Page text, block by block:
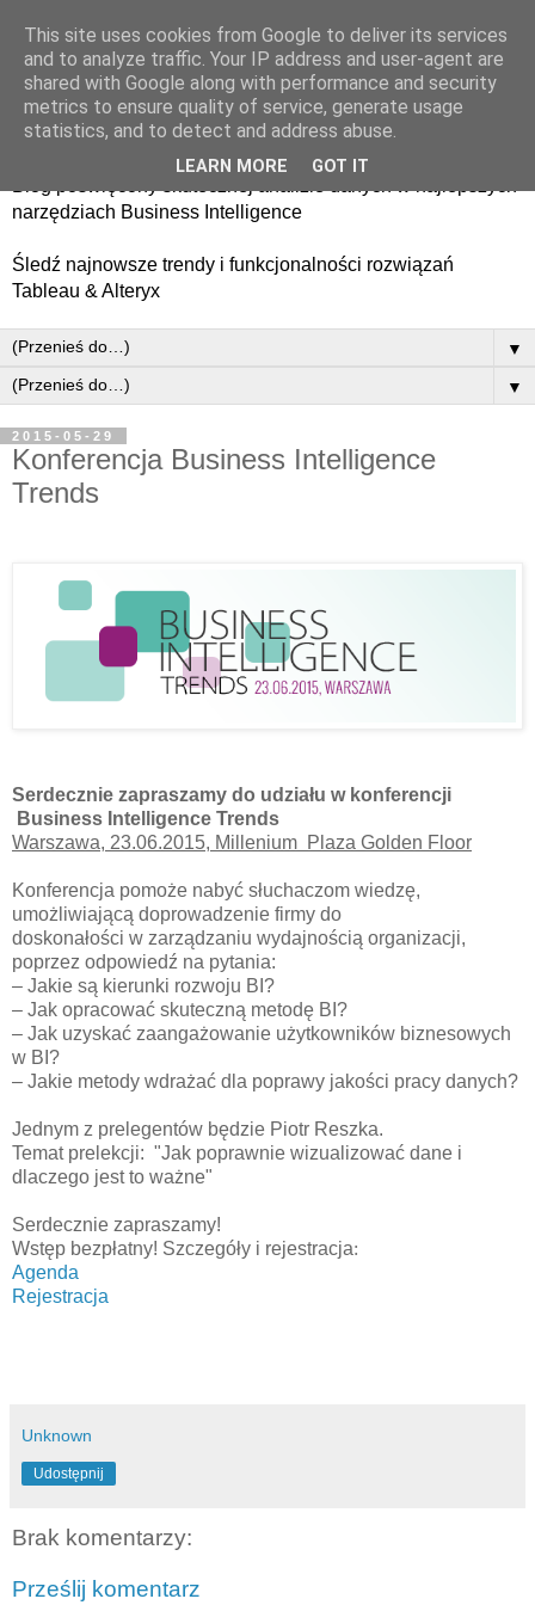
narzędziach Business Intelligence
​Śledź najnowsze trendy i funkcjonalności rozwiązań
Tableau & Alteryx
▼
▼
2015-05-29
Konferencja Business Intelligence
Trends
Serdecznie zapraszamy do udziału w konferencji
Business Intelligence Trends
Warszawa, 23.06.2015, Millenium Plaza Golden Floor
Konferencja pomoże nabyć słuchaczom wiedzę,
umożliwiającą doprowadzenie firmy do
doskonałości w zarządzaniu wydajnością organizacji,
poprzez odpowiedź na pytania:
– Jakie są kierunki rozwoju BI?
– Jak opracować skuteczną metodę BI?
– Jak uzyskać zaangażowanie użytkowników biznesowych
w BI?
– Jakie metody wdrażać dla poprawy jakości pracy danych?
Jednym z prelegentów będzie Piotr Reszka.
Temat prelekcji: "Jak poprawnie wizualizować dane i
dlaczego jest to ważne"
Serdecznie zapraszamy!
Wstęp bezpłatny! Szczegóły i rejestracja:
Agenda
Rejestracja
Unknown
Udostępnij
Brak komentarzy:
Prześlij komentarz
This site uses cookies from Google to deliver its services
and to analyze traffic. Your IP address and user-agent are
shared with Google along with performance and security
metrics to ensure quality of service, generate usage
statistics, and to detect and address abuse.
LEARN MORE GOT IT